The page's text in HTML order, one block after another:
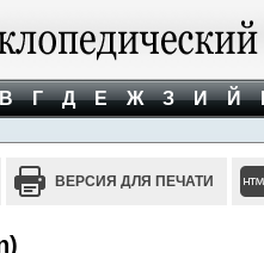
Г Д Е Ж З И Й
ВЕРСИЯ ДЛЯ ПЕЧАТИ